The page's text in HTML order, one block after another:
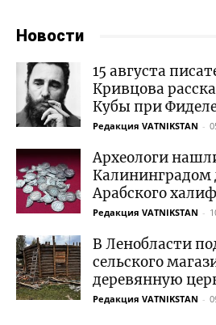
Новости
15 августа
Кривцова
Кубы при
Редакция VATNIKSTAN -
Археологи
Арабского
Редакция VATNIKSTAN -
В Ленобласти
сельского
деревянную
Редакция VATNIKSTAN -